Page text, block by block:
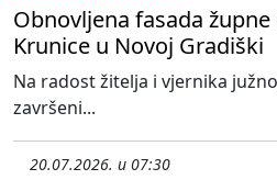
Obnovljena fasada
Krunice u Novoj Gradiški
Na radost žitelja i vjernika
završeni...
20.07.2026. u 07:30